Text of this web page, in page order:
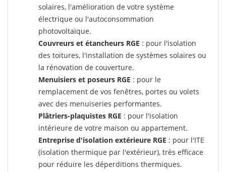
solaires, l'amélioration de votre système
électrique ou l'autoconsommation
photovoltaïque.
Couvreurs et étancheurs RGE : pour l'isolation
des toitures, l'installation de systèmes solaires ou
la rénovation de couverture.
Menuisiers et poseurs RGE : pour le
remplacement de vos fenêtres, portes ou volets
avec des menuiseries performantes.
Plâtriers-plaquistes RGE : pour l'isolation
intérieure de votre maison ou appartement.
Entreprise d'isolation extérieure RGE : pour l'ITE
(isolation thermique par l'extérieur), très efficace
pour réduire les déperditions thermiques.